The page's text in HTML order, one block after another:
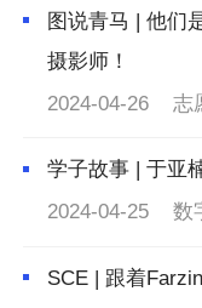
图说青马 | 他们
摄影师！
2024-04-26
志
学子故事 | 于亚
2024-04-25
数
SCE | 跟着